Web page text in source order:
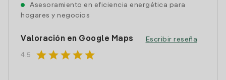
Asesoramiento en eficiencia energética para
hogares y negocios
Valoración en Google Maps
4.5 starstarstarstarstar
Escribir reseña